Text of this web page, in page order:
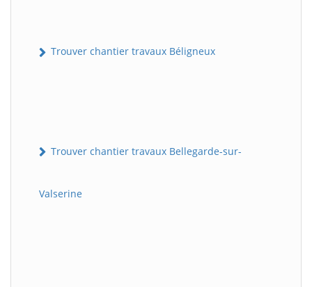
Trouver chantier travaux Béligneux
Trouver chantier travaux Bellegarde-sur-
Valserine